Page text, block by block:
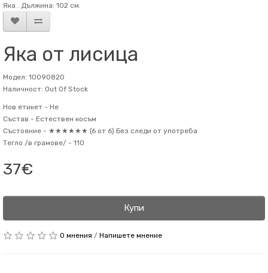
Яка . Дължина: 102 см.
Яка от лисица
Модел: 10090820
Наличност: Out Of Stock
Нов етикет - Не
Състав - Естествен косъм
Състояние - ★★★★★★ (6 от 6) Без следи от употреба
Тегло /в грамове/ - 110
37€
Купи
0 мнения / Напишете мнение